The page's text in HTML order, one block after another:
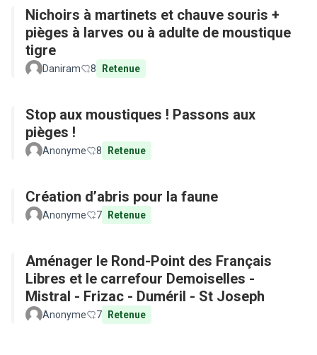
Nichoirs à martinets et chauve souris +
pièges à larves ou à adulte de moustique
tigre
Daniram 8 Retenue
Stop aux moustiques ! Passons aux
pièges !
Anonyme 8 Retenue
Création d’abris pour la faune
Anonyme 7 Retenue
Aménager le Rond-Point des Français
Libres et le carrefour Demoiselles -
Mistral - Frizac - Duméril - St Joseph
Anonyme 7 Retenue